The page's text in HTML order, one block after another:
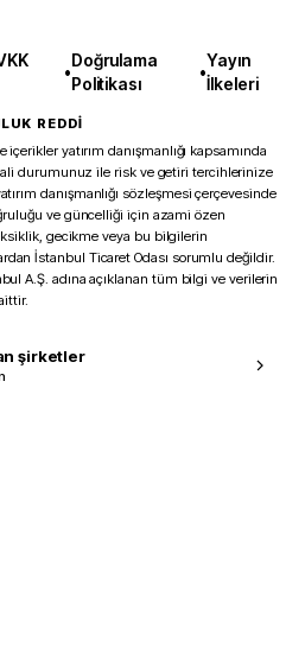
•
Doğrulama
Politikası
•
Yayın
İlkeleri
REDDİ
yatırım danışmanlığı kapsamında
durumunuz ile risk ve getiri tercihlerinize
danışmanlığı sözleşmesi çerçevesinde
ve güncelliği için azami özen
gecikme veya bu bilgilerin
İstanbul Ticaret Odası sorumlu değildir.
A.Ş. adına açıklanan tüm bilgi ve verilerin
şirketler